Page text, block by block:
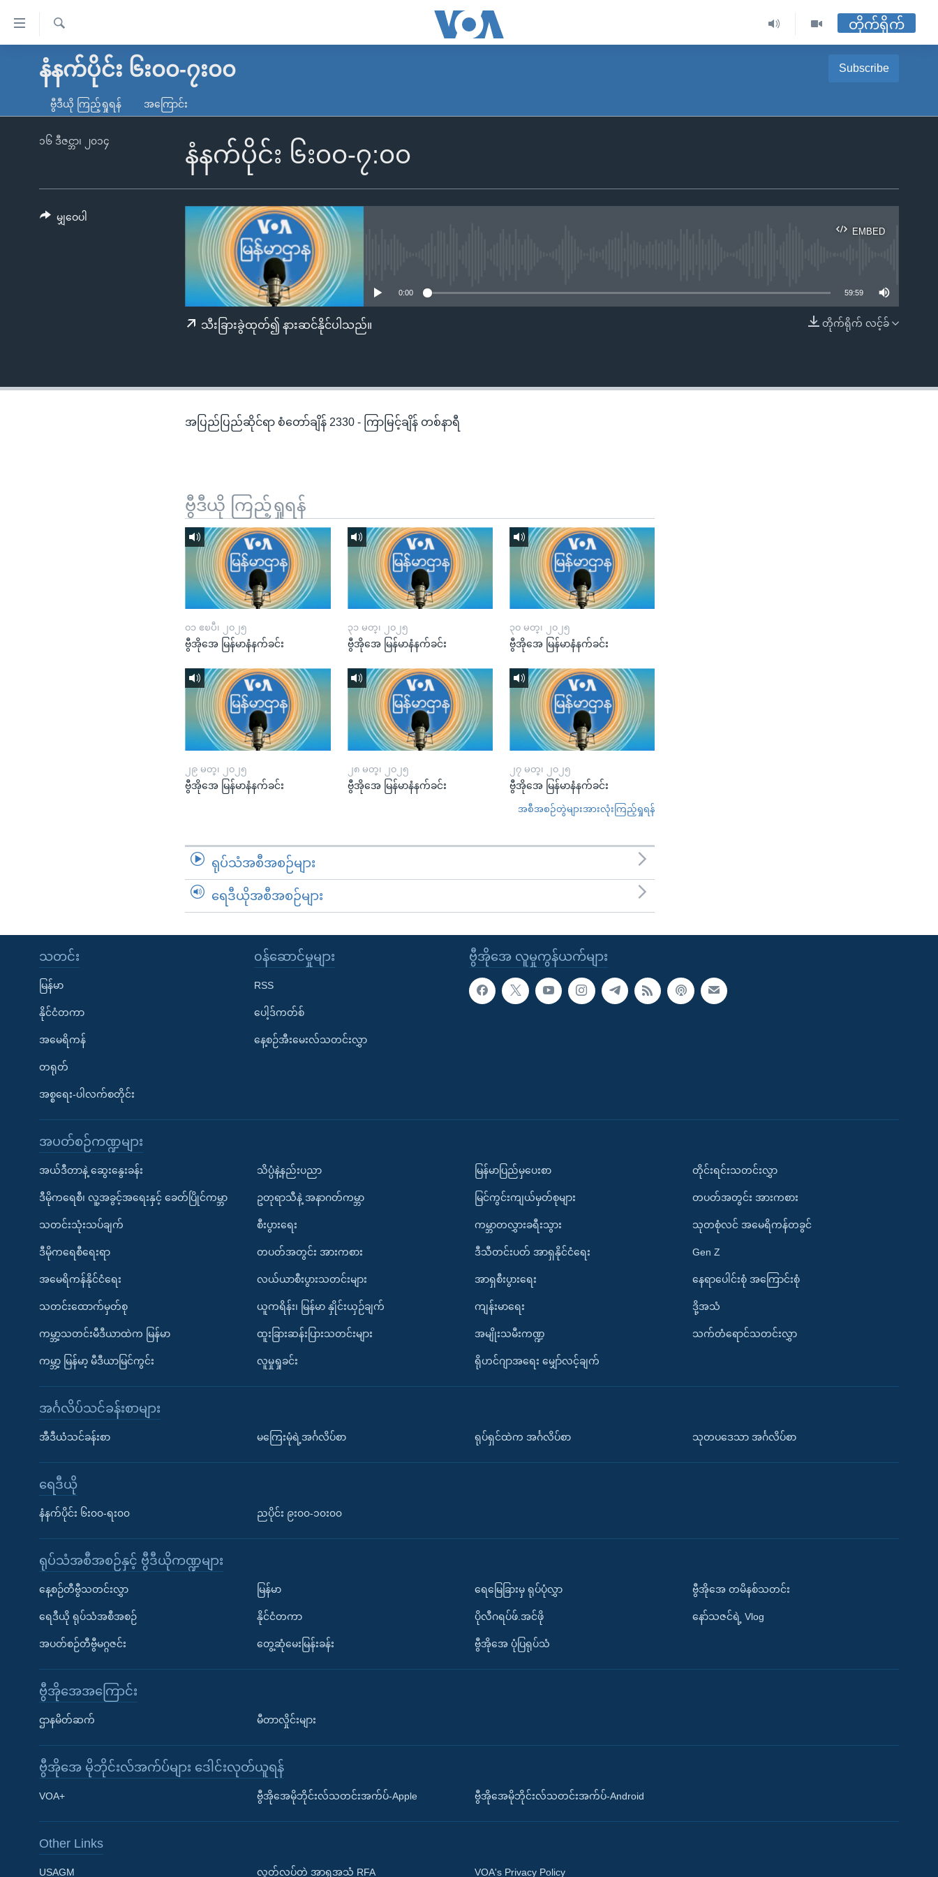
လွယ်ကူ
သည့်
ကျော်
မူလစာမျက်နှာ
ကမ္ဘာ့သတင်းများ
နိုင်ငံတကာ
တရုတ်
အစ္စရေး-ပါလက်စတိုင်း
ရပ်ဝန်းတခု လမ်းတခု အလွန်
အင်္ဂလိပ်စာလေ့လာမယ်
Learning English
ရ
လာ
တိုက်ရိုက်
နံနက်ပိုင်း ၆း၀၀-၇း၀၀ Subscribe
Spotify
ဗွီဒီယို ကြည့်ရှုရန် အကြောင်း
နံနက်ပိုင်း ၆း၀၀-၇:၀၀
၁၆ ဒီဇင္ဘာ၊ ၂၀၁၄
EMBED
EMBED
0:00 59:59
တိုက်ရိုက် လင့်ခ်
သီးခြားခွဲထုတ်၍ နားဆင်နိုင်ပါသည်။
မျှဝေပါ
အပြည်ပြည်ဆိုင်ရာ စံတော်ချိန် 2330 - ကြာမြင့်ချိန် တစ်နာရီ
ဗွီဒီယို ကြည့်ရှုရန်
၀၁ ဧၿပီ၊ ၂၀၂၅
ဗွီအိုအေ မြန်မာနံနက်ခင်း
၃၁ မတ္၊ ၂၀၂၅
ဗွီအိုအေ မြန်မာနံနက်ခင်း
၃၀ မတ္၊ ၂၀၂၅
ဗွီအိုအေ မြန်မာနံနက်ခင်း
၂၉ မတ္၊ ၂၀၂၅
ဗွီအိုအေ မြန်မာနံနက်ခင်း
၂၈ မတ္၊ ၂၀၂၅
ဗွီအိုအေ မြန်မာနံနက်ခင်း
၂၇ မတ္၊ ၂၀၂၅
ဗွီအိုအေ မြန်မာနံနက်ခင်း
အစီအစဉ်တွဲများအားလုံးကြည့်ရှုရန်
ရုပ်သံအစီအစဉ်များ
ရေဒီယိုအစီအစဉ်များ
ဗွီအိုအေ လူမှုကွန်ယက်များ
သတင်း
မြန်မာ
နိုင်ငံတကာ
အမေရိကန်
တရုတ်
အစ္စရေး-ပါလက်စတိုင်း
၀န်ဆောင်မှုများ
RSS
ပေါ့ဒ်ကတ်စ်
နေ့စဉ်အီးမေးလ်သတင်းလွှာ
အပတ်စဉ်ကဏ္ဍများ
အယ်ဒီတာနဲ့ ဆွေးနွေးခန်း
ဒီမိုကရေစီ၊ လူ့အခွင့်အရေးနှင့် ခေတ်ပြိုင်ကမ္ဘာ
သတင်းသုံးသပ်ချက်
ဒီမိုကရေစီရေးရာ
အမေရိကန်နိုင်ငံရေး
သတင်းထောက်မှတ်စု
ကမ္ဘာ့သတင်းမီဒီယာထဲက မြန်မာ
ကမ္ဘာ့ မြန်မာ့ မီဒီယာမြင်ကွင်း
သိပ္ပံနဲ့နည်းပညာ
ဥတုရာသီနဲ့ အနာဂတ်ကမ္ဘာ
စီးပွားရေး
တပတ်အတွင်း အားကစား
လယ်ယာစီးပွားသတင်းများ
ယူကရိန်း၊ မြန်မာ နှိုင်းယှဉ်ချက်
ထူးခြားဆန်းပြားသတင်းများ
လူမှုရှုခင်း
မြန်မာပြည်မှပေးစာ
မြင်ကွင်းကျယ်မှတ်စုများ
ကမ္ဘာတလွှားခရီးသွား
ဒီသီတင်းပတ် အာရှနိုင်ငံရေး
အာရှစီးပွားရေး
ကျန်းမာရေး
အမျိုးသမီးကဏ္ဍ
ရိုဟင်ဂျာအရေး မျှော်လင့်ချက်
တိုင်းရင်းသတင်းလွှာ
တပတ်အတွင်း အားကစား
သုတစုံလင် အမေရိကန်တခွင်
Gen Z
နေရာပေါင်းစုံ အကြောင်းစုံ
ဒို့အသံ
သက်တံရောင်သတင်းလွှာ
အင်္ဂလိပ်သင်ခန်းစာများ
အီဒီယံသင်ခန်းစာ မကြေးမုံရဲ့အင်္ဂလိပ်စာ ရုပ်ရှင်ထဲက အင်္ဂလိပ်စာ သုတပဒေသာ အင်္ဂလိပ်စာ
ရေဒီယို
နံနက်ပိုင်း ၆း၀၀-ရး၀၀ ညပိုင်း ၉း၀၀-၁၀း၀၀
ရုပ်သံအစီအစဉ်နှင့် ဗွီဒီယိုကဏ္ဍများ
နေ့စဉ်တီဗွီသတင်းလွှာ
ရေဒီယို ရုပ်သံအစီအစဉ်
အပတ်စဉ်တီဗွီမဂ္ဂဇင်း
မြန်မာ
နိုင်ငံတကာ
တွေ့ဆုံမေးမြန်းခန်း
ရေမြေခြားမှ ရုပ်ပုံလွှာ
ပိုလီဂရပ်ဖ်.အင်ဖို
ဗွီအိုအေ ပုံပြရုပ်သံ
ဗွီအိုအေ တမိနစ်သတင်း
နော်သဇင်ရဲ့ Vlog
ဗွီအိုအေအကြောင်း
ဌာနမိတ်ဆက် မီတာလှိုင်းများ
ဗွီအိုအေ မိုဘိုင်းလ်အက်ပ်များ ဒေါင်းလုတ်ယူရန်
VOA+ ဗွီအိုအေမိုဘိုင်းလ်သတင်းအက်ပ်-Apple ဗွီအိုအေမိုဘိုင်းလ်သတင်းအက်ပ်-Android
Other Links
USAGM လွတ်လပ်တဲ့ အာရှအသံ RFA VOA's Privacy Policy